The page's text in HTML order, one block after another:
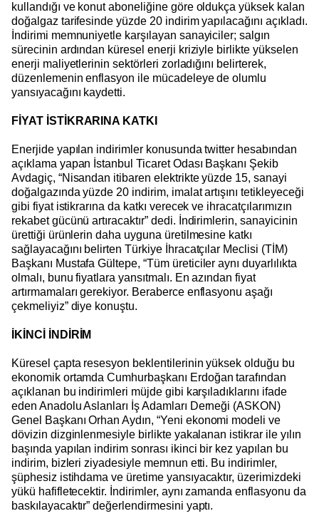
kullandığı ve konut aboneliğine göre oldukça yüksek kalan
doğalgaz tarifesinde yüzde 20 indirim yapılacağını açıkladı.
İndirimi memnuniyetle karşılayan sanayiciler; salgın
sürecinin ardından küresel enerji kriziyle birlikte yükselen
enerji maliyetlerinin sektörleri zorladığını belirterek,
düzenlemenin enflasyon ile mücadeleye de olumlu
yansıyacağını kaydetti.
FİYAT İSTİKRARINA KATKI
Enerjide yapılan indirimler konusunda twitter hesabından
açıklama yapan İstanbul Ticaret Odası Başkanı Şekib
Avdagiç, “Nisandan itibaren elektrikte yüzde 15, sanayi
doğalgazında yüzde 20 indirim, imalat artışını tetikleyeceği
gibi fiyat istikrarına da katkı verecek ve ihracatçılarımızın
rekabet gücünü artıracaktır” dedi. İndirimlerin, sanayicinin
ürettiği ürünlerin daha uyguna üretilmesine katkı
sağlayacağını belirten Türkiye İhracatçılar Meclisi (TİM)
Başkanı Mustafa Gültepe, “Tüm üreticiler aynı duyarlılıkta
olmalı, bunu fiyatlara yansıtmalı. En azından fiyat
artırmamaları gerekiyor. Beraberce enflasyonu aşağı
çekmeliyiz” diye konuştu.
İKİNCİ İNDİRİM
Küresel çapta resesyon beklentilerinin yüksek olduğu bu
ekonomik ortamda Cumhurbaşkanı Erdoğan tarafından
açıklanan bu indirimleri müjde gibi karşıladıklarını ifade
eden Anadolu Aslanları İş Adamları Derneği (ASKON)
Genel Başkanı Orhan Aydın, “Yeni ekonomi modeli ve
dövizin dizginlenmesiyle birlikte yakalanan istikrar ile yılın
başında yapılan indirim sonrası ikinci bir kez yapılan bu
indirim, bizleri ziyadesiyle memnun etti. Bu indirimler,
şüphesiz istihdama ve üretime yansıyacaktır, üzerimizdeki
yükü hafifletecektir. İndirimler, aynı zamanda enflasyonu da
baskılayacaktır” değerlendirmesini yaptı.